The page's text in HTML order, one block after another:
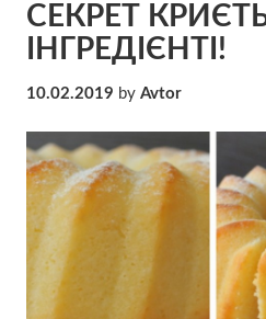
СЕКРЕТ
ІНГРЕДІЄНТІ!
10.02.2019 by Avtor